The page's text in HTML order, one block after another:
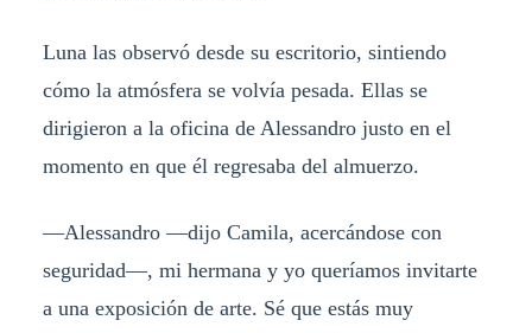
Luna las observó desde su escritorio, sintiendo
cómo la atmósfera se volvía pesada. Ellas se
dirigieron a la oficina de Alessandro justo en el
momento en que él regresaba del almuerzo.
—Alessandro —dijo Camila, acercándose con
seguridad—, mi hermana y yo queríamos invitarte
a una exposición de arte. Sé que estás muy